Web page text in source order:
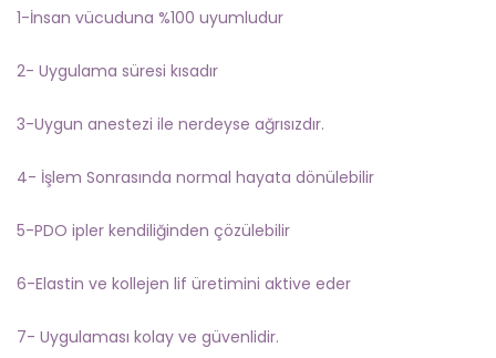
1-İnsan vücuduna %100 uyumludur
2- Uygulama süresi kısadır
3-Uygun anestezi ile nerdeyse ağrısızdır.
4- İşlem Sonrasında normal hayata dönülebilir
5-PDO ipler kendiliğinden çözülebilir
6-Elastin ve kollejen lif üretimini aktive eder
7- Uygulaması kolay ve güvenlidir.